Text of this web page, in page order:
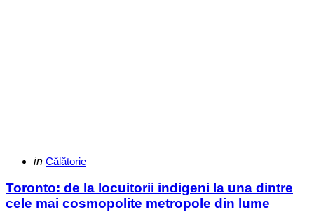
Categories
Posted
in Călătorie
Toronto: de la locuitorii indigeni la una dintre
cele mai cosmopolite metropole din lume